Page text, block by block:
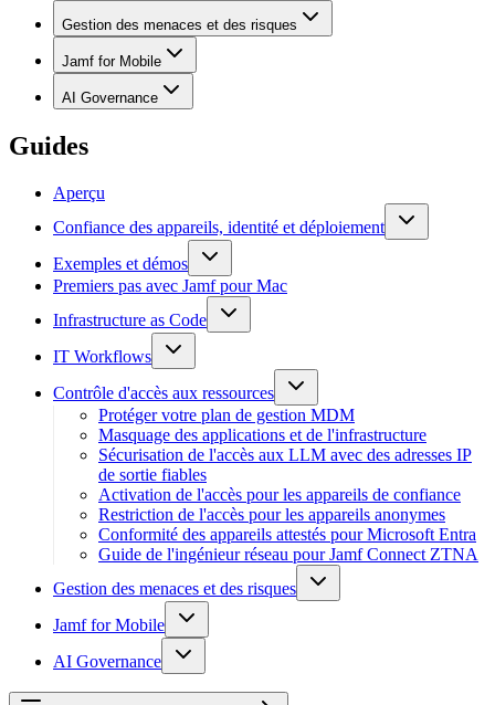
Gestion des menaces et des risques
Jamf for Mobile
AI Governance
Guides
Aperçu
Confiance des appareils, identité et déploiement
Exemples et démos
Premiers pas avec Jamf pour Mac
Infrastructure as Code
IT Workflows
Contrôle d'accès aux ressources
Protéger votre plan de gestion MDM
Masquage des applications et de l'infrastructure
Sécurisation de l'accès aux LLM avec des adresses IP
de sortie fiables
Activation de l'accès pour les appareils de confiance
Restriction de l'accès pour les appareils anonymes
Conformité des appareils attestés pour Microsoft Entra
Guide de l'ingénieur réseau pour Jamf Connect ZTNA
Gestion des menaces et des risques
Jamf for Mobile
AI Governance